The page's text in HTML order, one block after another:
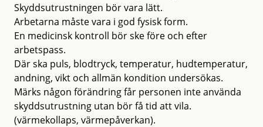
Skyddsutrustningen bör vara lätt.
Arbetarna måste vara i god fysisk form.
En medicinsk kontroll bör ske före och efter
arbetspass.
Där ska puls, blodtryck, temperatur, hudtemperatur,
andning, vikt och allmän kondition undersökas.
Märks någon förändring får personen inte använda
skyddsutrustning utan bör få tid att vila.
(värmekollaps, värmepåverkan).